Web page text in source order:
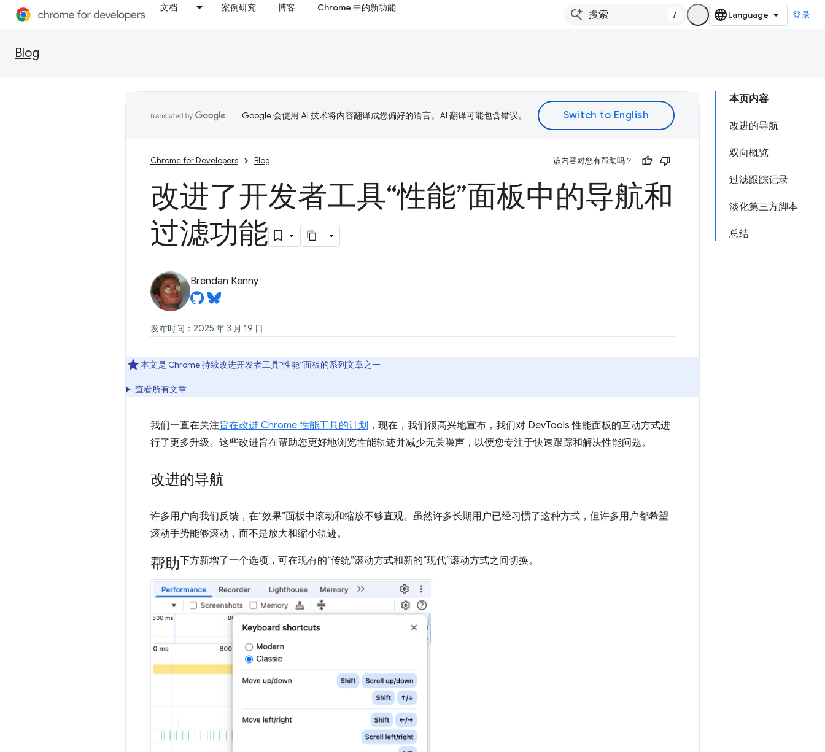
文档 案例研究 博客 Chrome 中的新功能
/ 登录
Blog
本页内容
改进的导航
双向概览
过滤跟踪记录
淡化第三方脚本
总结
Google 会使用 AI 技术将内容翻译成您偏好的语言。AI 翻译可能包含错误。
Chrome for Developers Blog 该内容对您有帮助吗？
改进了开发者工具“性能”面板中的导航和
过滤功能
Brendan Kenny
发布时间：2025 年 3 月 19 日
本文是 Chrome 持续改进开发者工具“性能”面板的系列文章之一
查看所有文章
我们一直在关注旨在改进 Chrome 性能工具的计划 ，现在，我们很高兴地宣布，我们对 DevTools 性能面板的互动方式进
行了更多升级。这些改进旨在帮助您更好地浏览性能轨迹并减少无关噪声，以便您专注于快速跟踪和解决性能问题。
改进的导航
许多用户向我们反馈，在“效果”面板中滚动和缩放不够直观。虽然许多长期用户已经习惯了这种方式，但许多用户都希望
滚动手势能够滚动，而不是放大和缩小轨迹。
帮助下方新增了一个选项，可在现有的“传统”滚动方式和新的“现代”滚动方式之间切换。